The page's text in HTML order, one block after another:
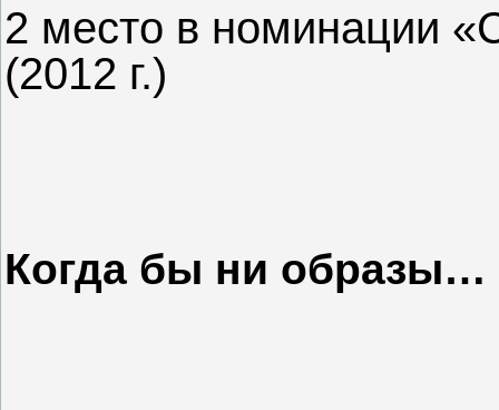
2 место в номинации
(2012 г.)
Когда бы ни образы…